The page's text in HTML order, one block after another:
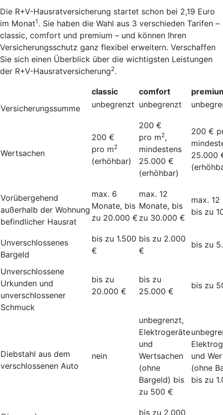
Die R+V-Hausratversicherung startet schon bei 2,19 Euro
im Monat1 . Sie haben die Wahl aus 3 verschieden Tarifen –
classic, comfort und premium – und können Ihren
Versicherungsschutz ganz flexibel erweitern. Verschaffen
Sie sich einen Überblick über die wichtigsten Leistungen
der R+V-Hausratversicherung2.
classic comfort
Versicherungssumme
unbegrenzt unbegrenzt
Wertsachen
200 €
pro m2
(erhöhbar)
200 €
pro m2,
mindestens
25.000 €
(erhöhbar)
200 €
25.000
Vorübergehend
außerhalb der Wohnung
befindlicher Hausrat
max. 6
Monate, bis
zu 20.000 €
max. 12
Monate, bis
zu 30.000 €
max.
bis zu
Unverschlossenes
Bargeld
bis zu 1.500
€
bis zu 2.000
€
bis zu
Unverschlossene
Urkunden und
unverschlossener
Schmuck
bis zu
20.000 €
bis zu
25.000 €
bis zu
Diebstahl aus dem
verschlossenen Auto
nein
unbegrenzt,
Elektrogeräte
und
Wertsachen
(ohne
Bargeld) bis
zu 500 €
und
(ohne
bis zu
bis zu 2.000